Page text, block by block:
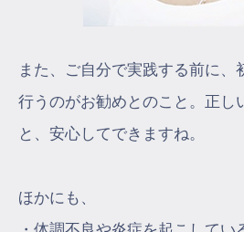
また、ご自分で実践する前に、
行うのがお勧めとのこと。正し
と、安心してできますね。
ほかにも、